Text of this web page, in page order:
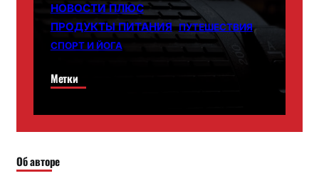
НОВОСТИ ПЛЮС
ПРОДУКТЫ ПИТАНИЯ ПУТЕШЕСТВИЯ
СПОРТ И ЙОГА
Метки
Об авторе